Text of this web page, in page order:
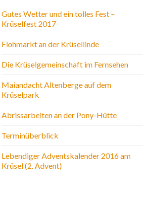
Gutes Wetter und ein tolles Fest –
Krüselfest 2017
Flohmarkt an der Krüsellinde
Die Krüselgemeinschaft im Fernsehen
Maiandacht Altenberge auf dem
Krüselpark
Abrissarbeiten an der Pony-Hütte
Terminüberblick
Lebendiger Adventskalender 2016 am
Krüsel (2. Advent)